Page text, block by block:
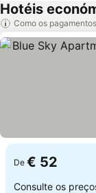
Hotéis
Como os
De € 52
Consulte os